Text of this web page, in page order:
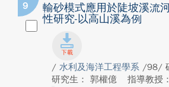
9
輸砂模式應用於陡坡溪流
性研究-以高山溪為例
/ 水利及海洋工程學系 /98/
研究生： 郭權億
指導教授：